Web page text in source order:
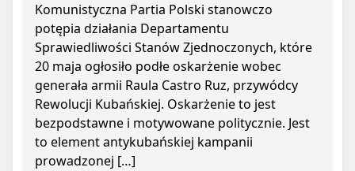
Komunistyczna Partia Polski stanowczo
potępia działania Departamentu
Sprawiedliwości Stanów Zjednoczonych, które
20 maja ogłosiło podłe oskarżenie wobec
generała armii Raula Castro Ruz, przywódcy
Rewolucji Kubańskiej. Oskarżenie to jest
bezpodstawne i motywowane politycznie. Jest
to element antykubańskiej kampanii
prowadzonej […]